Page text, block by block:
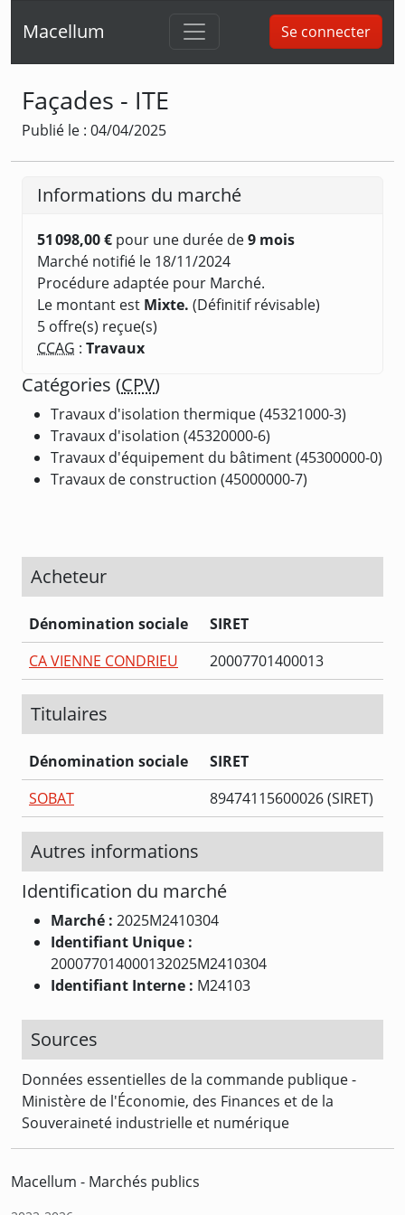
Macellum Se connecter
Façades - ITE
Publié le : 04/04/2025
Informations du marché
51 098,00 € pour une durée de9 mois
Marché notifié le 18/11/2024
Procédure adaptée pour Marché.
Le montant est Mixte. (Définitif révisable)
5 offre(s) reçue(s)
CCAG : Travaux
Catégories (CPV)
Travaux d'isolation thermique (45321000-3)
Travaux d'isolation (45320000-6)
Travaux d'équipement du bâtiment (45300000-0)
Travaux de construction (45000000-7)
Acheteur
Dénomination sociale
SIRET
CA VIENNE CONDRIEU
20007701400013
Titulaires
Dénomination sociale
SIRET
SOBAT
89474115600026 (SIRET)
Autres informations
Identification du marché
Marché : 2025M2410304
Identifiant Unique :
200077014000132025M2410304
Identifiant Interne : M24103
Sources
Données essentielles de la commande publique -
Ministère de l'Économie, des Finances et de la
Souveraineté industrielle et numérique
Macellum - Marchés publics